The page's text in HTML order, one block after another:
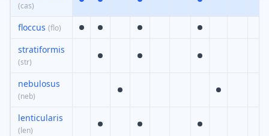
(cas)
floccus (flo)
stratiformis
(str)
nebulosus
(neb)
lenticularis
(len)